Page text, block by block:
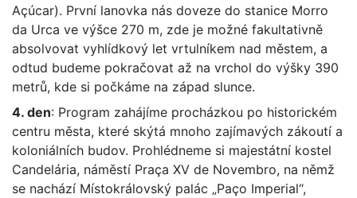
Açúcar). První lanovka nás doveze do stanice Morro
da Urca ve výšce 270 m, zde je možné fakultativně
absolvovat vyhlídkový let vrtulníkem nad městem, a
odtud budeme pokračovat až na vrchol do výšky 390
metrů, kde si počkáme na západ slunce.
4. den: Program zahájíme procházkou po historickém
centru města, které skýtá mnoho zajímavých zákoutí a
koloniálních budov. Prohlédneme si majestátní kostel
Candelária, náměstí Praça XV de Novembro, na němž
se nachází Místokrálovský palác „Paço Imperial“,